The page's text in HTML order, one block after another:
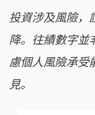
投資涉及風險，
降。往績數字並
慮個人風險承受
見。